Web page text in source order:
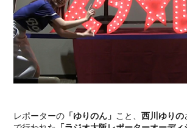
レポーターの 「ゆりのん」 こと、西川ゆりの